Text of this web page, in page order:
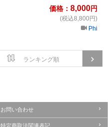
価格： 8,000円
(税込8,800円)
Phi
お問い合わせ
特定商取法関連表記